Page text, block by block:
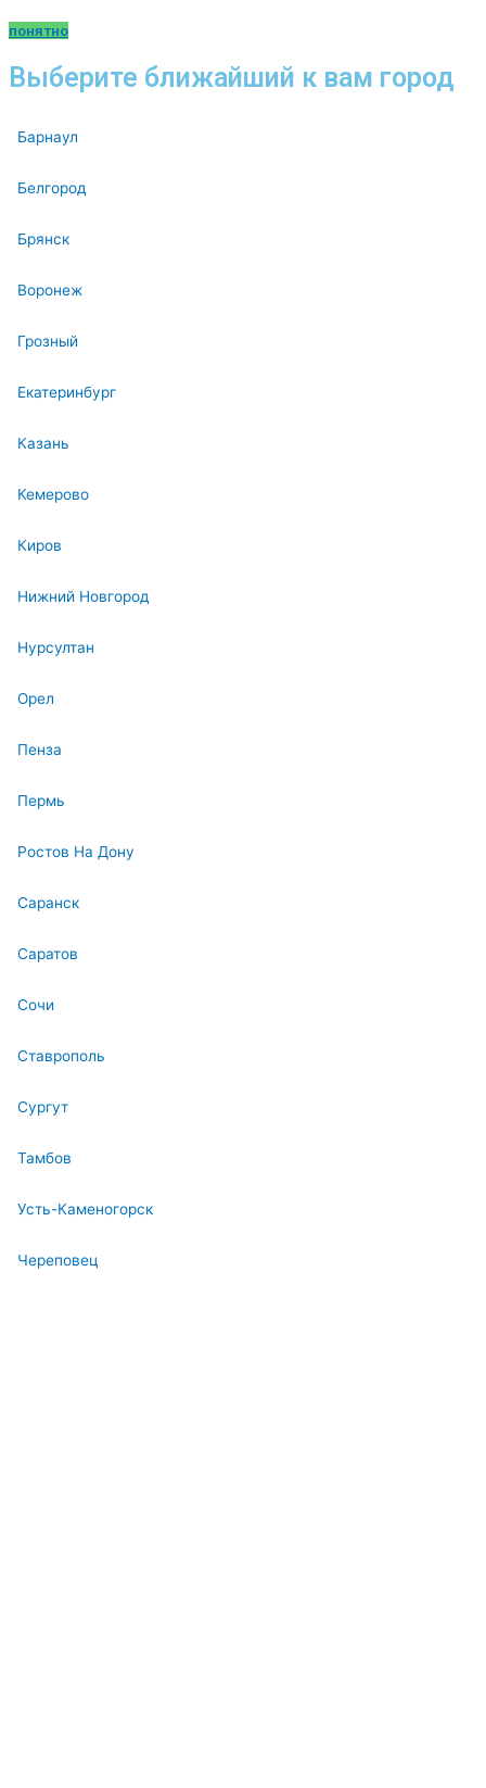
понятно
Выберите ближайший к вам город
Барнаул
Белгород
Брянск
Воронеж
Грозный
Екатеринбург
Казань
Кемерово
Киров
Нижний Новгород
Нурсултан
Орел
Пенза
Пермь
Ростов На Дону
Саранск
Саратов
Сочи
Ставрополь
Сургут
Тамбов
Усть-Каменогорск
Череповец